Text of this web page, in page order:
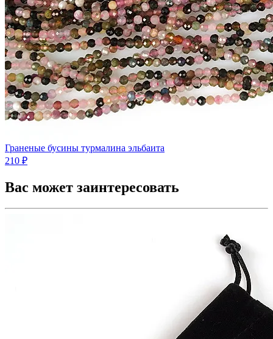
Граненые бусины турмалина эльбаита
210 ₽
Вас может заинтересовать